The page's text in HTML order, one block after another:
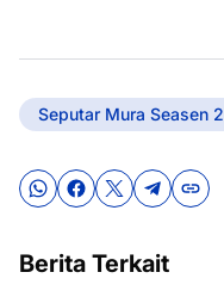
Seputar Mura Seasen 2
Berita Terkait